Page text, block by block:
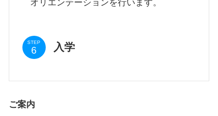
オリエンテーションを行います。
STEP 入学
ご案内